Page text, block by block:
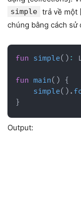
simple trả về một
chúng bằng cách sử
fun simple( ) :
fun main( ) {
simple( ) .
}
Output: